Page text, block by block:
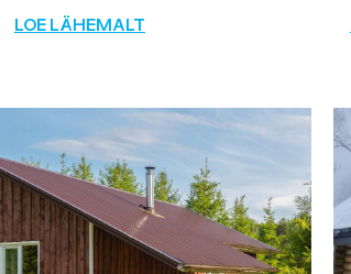
LOE LÄHEMALT